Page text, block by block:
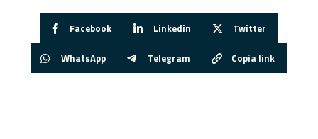
Facebook Linkedin Twitter
WhatsApp Telegram Copia link